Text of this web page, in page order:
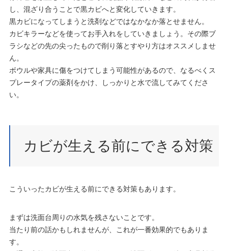
し、混ざり合うことで黒カビへと変化していきます。
黒カビになってしまうと洗剤などではなかなか落とせません。
カビキラーなどを使ってお手入れをしていきましょう。その際ブ
ラシなどの先の尖ったもので削り落とすやり方はオススメしませ
ん。
ボウルや家具に傷をつけてしまう可能性があるので、なるべくス
プレータイプの薬剤をかけ、しっかりと水で流してみてくださ
い。
カビが生える前にできる対策
こういったカビが生える前にできる対策もあります。
まずは洗面台周りの水気を残さないことです。
当たり前の話かもしれませんが、これが一番効果的でもありま
す。